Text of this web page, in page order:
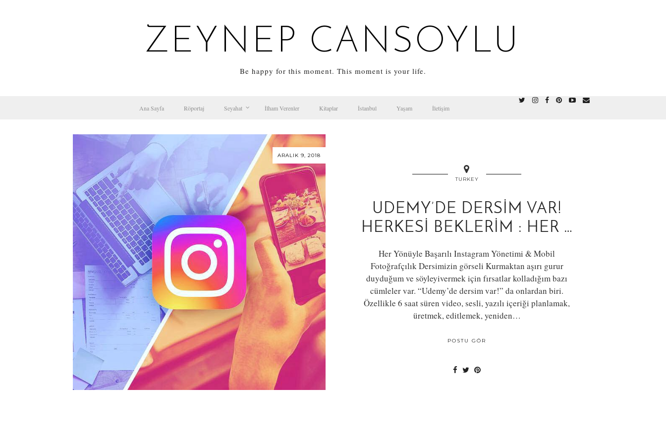
ZEYNEP CANSOYLU
Be happy for this moment. This moment is your life.
Ana Sayfa Röportaj Seyahat İlham Verenler Kitaplar İstanbul Yaşam İletişim
ARALIK 9, 2018
TURKEY
UDEMY’DE DERSIM VAR!
HERKESI BEKLERIM : HER …
Her Yönüyle Başarılı Instagram Yönetimi & Mobil
Fotoğrafçılık Dersimizin görseli Kurmaktan aşırı gurur
duyduğum ve söyleyivermek için fırsatlar kolladığım bazı
cümleler var. “Udemy’de dersim var!” da onlardan biri.
Özellikle 6 saat süren video, sesli, yazılı içeriği planlamak,
üretmek, editlemek, yeniden…
POSTU GÖR